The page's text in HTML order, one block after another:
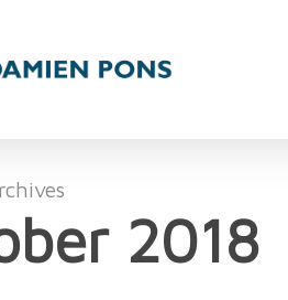
2018